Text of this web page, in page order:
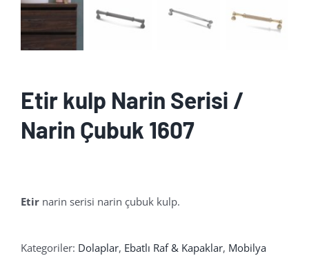
Etir kulp Narin Serisi /
Narin Çubuk 1607
Etir narin serisi narin çubuk kulp.
Kategoriler: Dolaplar, Ebatlı Raf & Kapaklar, Mobilya